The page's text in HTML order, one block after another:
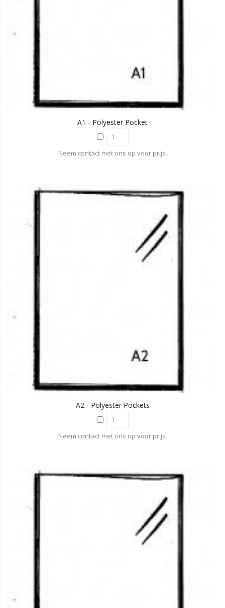
A1 - Polyester Pocket
Neem contact met ons op voor prijs.
A2 - Polyester Pockets
Neem contact met ons op voor prijs.